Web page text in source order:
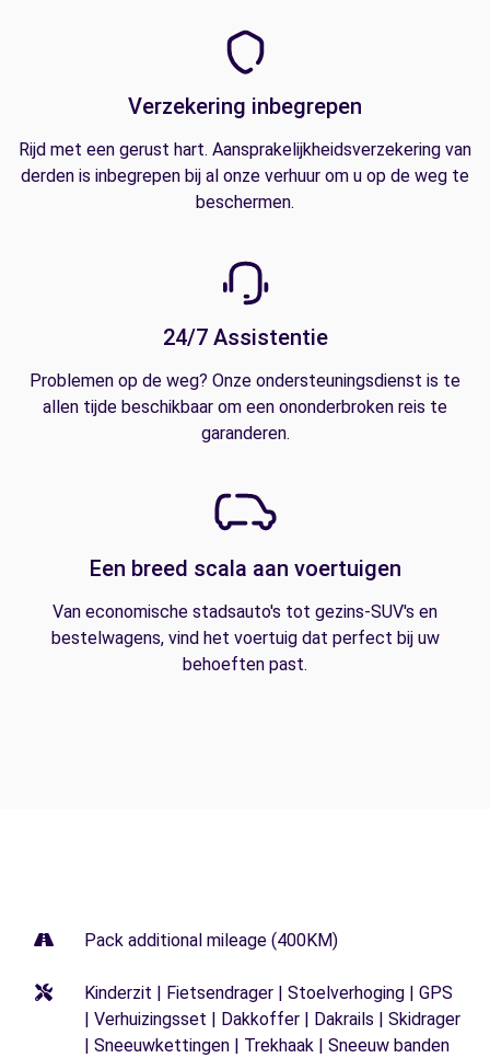
Verzekering inbegrepen
Rijd met een gerust hart. Aansprakelijkheidsverzekering van
derden is inbegrepen bij al onze verhuur om u op de weg te
beschermen.
24/7 Assistentie
Problemen op de weg? Onze ondersteuningsdienst is te
allen tijde beschikbaar om een ononderbroken reis te
garanderen.
Een breed scala aan voertuigen
Van economische stadsauto's tot gezins-SUV's en
bestelwagens, vind het voertuig dat perfect bij uw
behoeften past.
Pack additional mileage (400KM)
Kinderzit | Fietsendrager | Stoelverhoging | GPS
| Verhuizingsset | Dakkoffer | Dakrails | Skidrager
| Sneeuwkettingen | Trekhaak | Sneeuw banden